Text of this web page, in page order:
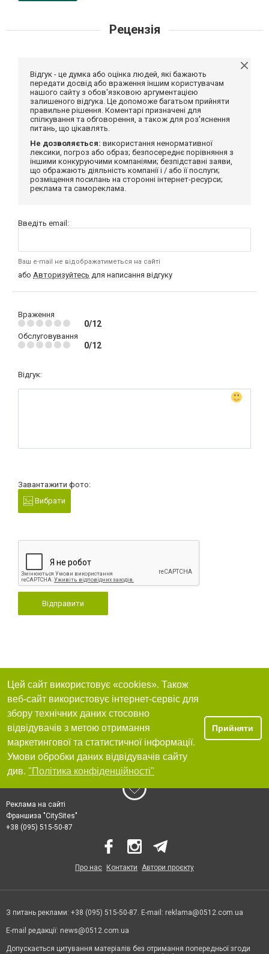
Рецензія
Відгук - це думка або оцінка людей, які бажають
передати досвід або враження іншим користувачам
нашого сайту з обов'язковою аргументацією
залишеного відгука. Це допоможе багатьом прийняти
правильне рішення. Коментарі призначені для
спілкування та обговорення, а також для роз'яснення
питань, що цікавлять.
Не дозволяється: використання ненормативної
лексики, погроз або образ; безпосереднє порівняння з
іншими конкуруючими компаніями; безпідставні заяви,
що ображають діяльність компанії і / або її послуги;
розміщення посилань на сторонні інтернет-ресурси;
реклама та самореклама.
Введіть email:
Ваш e-mail не відображатиметься на сайті
або Авторизуйтесь для написання відгуку
Враження
0/12
Обслуговування
0/12
Відгук:
Завантажити фото:
Вибрати
Відправити
Цей сайт використовує «cookies». Також
веб-сайт використовує інтернет-сервіс для
збору технічних даних стосовно
відвідувачів з метою отримання
маркетингової та статистичної інформації.
Умови обробки даних відвідувачів сайту
див. "Політика конфіденційності"
Прийняти
Реклама на сайті
Франшиза "CitySites"
+38 (095) 515-50-87
Про нас Контакти Автори проєкту
З питань реклами: +38 (095) 515-50-87. E-mail: reklama@0512.com.ua
E-mail редакції: news@0512.com.ua
Допускається цитування матеріалів без отримання попередньої згоди